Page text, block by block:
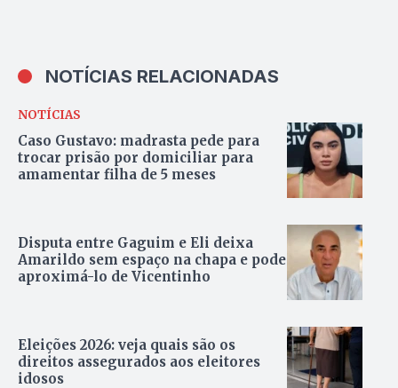
NOTÍCIAS RELACIONADAS
NOTÍCIAS
Caso Gustavo: madrasta pede para
trocar prisão por domiciliar para
amamentar filha de 5 meses
Disputa entre Gaguim e Eli deixa
Amarildo sem espaço na chapa e pode
aproximá-lo de Vicentinho
Eleições 2026: veja quais são os
direitos assegurados aos eleitores
idosos